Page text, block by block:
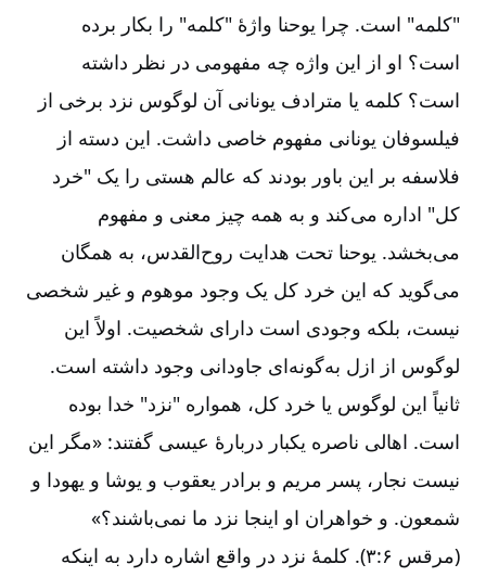
"کلمه‌" است‌. چرا یوحنا واژۀ "کلمه‌" را بکار برده
است‌؟ او از این واژه چه مفهومی در نظر داشته
است‌؟ کلمه یا مترادف یونانی آن لوگوس نزد برخی از
فیلسوفان یونانی مفهوم خاصی داشت‌. این دسته از
فلاسفه بر این باور بودند که عالم هستی را یک "خرد
کل‌" اداره می‌کند و به همه چیز معنی و مفهوم
می‌بخشد. یوحنا تحت هدایت روح‌القدس‌، به همگان
می‌گوید که این خرد کل یک وجود موهوم و غیر شخصی
نیست‌، بلکه وجودی است دارای شخصیت‌. اولاً این
لوگوس از ازل به‌گونه‌ای جاودانی وجود داشته است‌.
ثانیاً این لوگوس یا خرد کل‌، همواره "نزد" خدا بوده
است‌. اهالی ناصره یکبار دربارۀ عیسی گفتند‌‌: «مگر این
نیست نجار، پسر مریم و برادر یعقوب و یوشا و یهودا و
شمعون‌. و خواهران او اینجا نزد ما نمی‌باشند؟»
(مرقس ۶:‏۳). کلمۀ نزد در واقع اشاره دارد به اینکه